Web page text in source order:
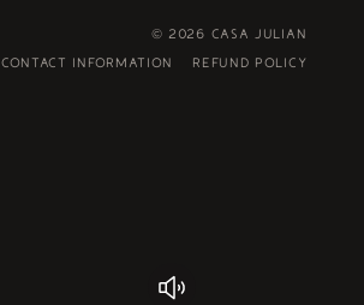
© 2026 Casa Julian
Contact information Refund policy